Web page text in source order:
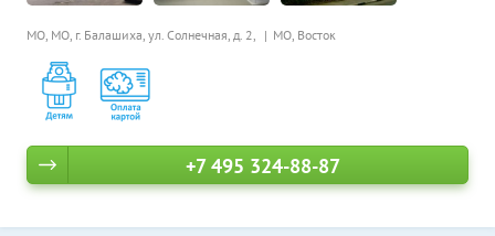
МО, МО, г. Балашиха, ул. Солнечная, д. 2, МО, Восток
+7 495 324-88-87